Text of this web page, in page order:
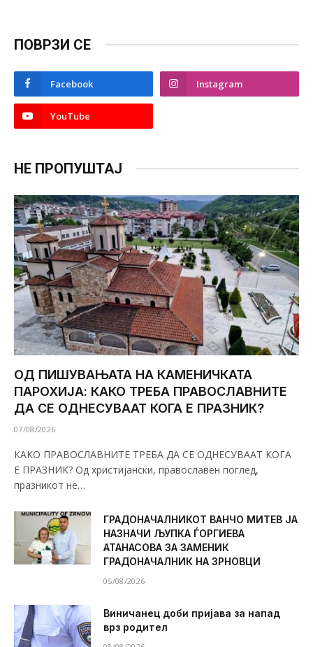
ПОВРЗИ СЕ
Facebook Instagram
YouTube
НЕ ПРОПУШТАЈ
ОД ПИШУВАЊАТА НА КАМЕНИЧКАТА
ПАРОХИЈА: КАКО ТРЕБА ПРАВОСЛАВНИТЕ
ДА СЕ ОДНЕСУВААТ КОГА Е ПРАЗНИК?
07/08/2026
КАКО ПРАВОСЛАВНИТЕ ТРЕБА ДА СЕ ОДНЕСУВААТ КОГА
Е ПРАЗНИК? Од христијански, православен поглед,
празникот не…
ГРАДОНАЧАЛНИКОТ ВАНЧО МИТЕВ ЈА
НАЗНАЧИ ЉУПКА ЃОРГИЕВА
АТАНАСОВА ЗА ЗАМЕНИК
ГРАДОНАЧАЛНИК НА ЗРНОВЦИ
05/08/2026
Виничанец доби пријава за напад
врз родител